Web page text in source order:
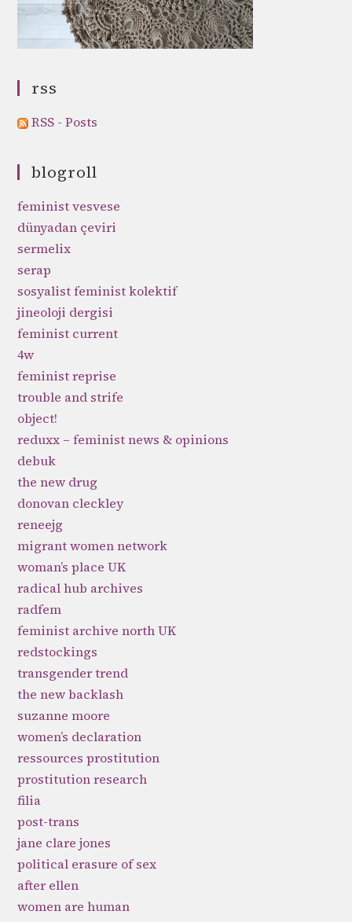
rss
RSS - Posts
blogroll
feminist vesvese
dünyadan çeviri
sermelix
serap
sosyalist feminist kolektif
jineoloji dergisi
feminist current
4w
feminist reprise
trouble and strife
object!
reduxx – feminist news & opinions
debuk
the new drug
donovan cleckley
reneejg
migrant women network
woman’s place UK
radical hub archives
radfem
feminist archive north UK
redstockings
transgender trend
the new backlash
suzanne moore
women’s declaration
ressources prostitution
prostitution research
filia
post-trans
jane clare jones
political erasure of sex
after ellen
women are human